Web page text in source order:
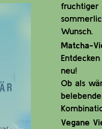
fruchtiger
Wunsch.
Matcha-
neu!
Ob als
Vegane